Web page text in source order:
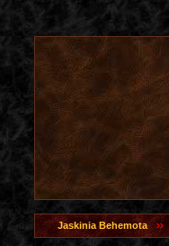
Jaskinia Behemota